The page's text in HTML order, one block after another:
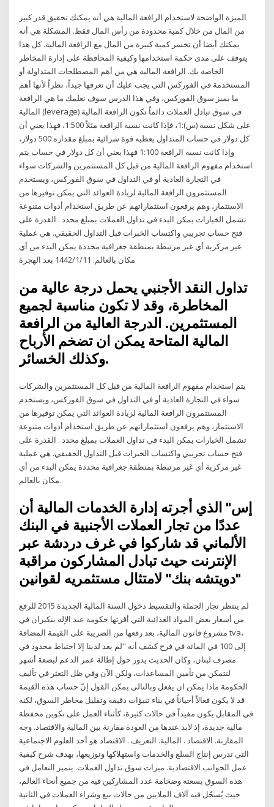
الميزة الواضحة لاستخدام الرافعة المالية هي أنه يمكنك تحقيق قدر كبير
من المال من خلال كمية محدودة من رأس المال فقط. المشكلة هي أنه
يمكنك أيضا أن تخسر كمية كبيرة من المال مع الرافعة المالية. كل هذا
يتوقف على مدى حكمة استخدامها وكيفية المحافظة على إدارة المخاطر
الخاصة بك. الرافعة المالية هي من أهم المصطلحات المتداولة أو
المستخدمة في الفوركس التي يجب عليك أن تعرفها جيداً، نظراً لأنها أهم
ما يميز سوق الفوركس، وفي هذا الدرس سوف نعلمك ما هي الرافعة
المالية (leverage) في سوق تبادل العملات دائماً تكون الرافعة المالية
على شكل نسبة (س):1، فإذا كانت نسبة الرافعة مثلاً 1:500، فهذا يعني أن
كل دولار في حساب المتداول يعطيه قوة شرائية بمبلغ مقداره 500 دولار،
وإذا كانت نسبة الرافعة 1:100 فهذا يعني أن كل دولار في حساب يتم
استخدام مفهوم الرافعة المالية من قبل كل المستثمرين والشركات سواء
في التجارة العادية أو في التداول في سوق الفوركس، ويستخدم
المستثمرون الرافعة المالية لزيادة العوائد التي يمكن توفيرها من
الاستثمار، وهم يرفعون استثماراتهم عن طريق استخدام أدوات متنوعة
تشمل الخيارات يمكن البدء في تداول العملات بمبلغ محدد . القدرة على
فتح حساب تجريبي واكتساب الخبرات قبل التداول الحقيقي. هي عملية
غير مركزية أي غير مرتبطة بمنطقة جغرافية محددة يمكن البدء من أي
مكان بالعالم. 11‏‏/1‏‏/1442 بعد الهجرة
تداول النقد الأجنبي يحمل درجة عالية من
المخاطرة، وقد لا تكون مناسبة لجميع
المستثمرين. الدرجة العالية من الرافعة
المالية المتاحة يمكن ان تضخم الأرباح
وكذلك الخسائر.
يتم استخدام مفهوم الرافعة المالية من قبل كل المستثمرين والشركات
سواء في التجارة العادية أو في التداول في سوق الفوركس، ويستخدم
المستثمرون الرافعة المالية لزيادة العوائد التي يمكن توفيرها من
الاستثمار، وهم يرفعون استثماراتهم عن طريق استخدام أدوات متنوعة
تشمل الخيارات يمكن البدء في تداول العملات بمبلغ محدد . القدرة على
فتح حساب تجريبي واكتساب الخبرات قبل التداول الحقيقي. هي عملية
غير مركزية أي غير مرتبطة بمنطقة جغرافية محددة يمكن البدء من أي
مكان بالعالم.
إس" الذي أجرته إدارة الخدمات المالية أن
عددًا من تجار العملات الأجنبية في البنك
الألماني قد شاركوا في غرف دردشة عبر
الإنترنت حيث تبادل المشاركون مراقبة
"دويتشه بنك" لامتثال مستثمريه لقوانين
لم ينتظر تجار الجملة والتقسيط دخول السنة المالية الجديدة 2015 للرفع
من أسعار بعض المواد الغذائية التي أقرتها حكومة عبد الإله بنكيران في
مشروع قانون المالية، بعد رفعها من الضريبة على القيمة المضافة tva،
إلى 100 في المائة في فرح كشف أنه "لم يعد لدينا إلا احتياط محدود في
مصرف لبنان، وكان الحديث يدور حول إطالة عمر الدعم لبضعة أشهر
لنتمكن من تأمين المساعدات، ولكن الآن وفي ظل التعثر في تأليف
الحكومة ماذا يمكن ان يفعل وبالتالي يمكن القول إنّ حساب هذه القيمة
قد لا يكون فعالاً أحياناً في بناء تنبؤات دقيقة وتقليل مخاطر السوق، لكنه
في المقابل يكون مفيداً في حالات كثيرة، كأثناء العمل على تكوين محفظة
مالية جديدة، إذ لابد عندها من العودة مقارنة بين المالية والاقتصاد. وجه
المقارنة. الاقتصاد . المالية. التعريف . الاقتصاد هو أحد العلوم الاجتماعية
التي تدرس إنتاج السلع والخدمات واستهلاكها وتوزيعها، بهدف شرح كيفية
عمل الجوانب الاقتصادية. ميزات سوق تداول العملات. يتميز التعامل في
هذه السوق بسعته وضخامة عدد المشاركين فيه من جميع أنحاء العالم،
حيث يُسجّل فيه آلاف الملايين من حالات بيع وشراء العملات في الثانية